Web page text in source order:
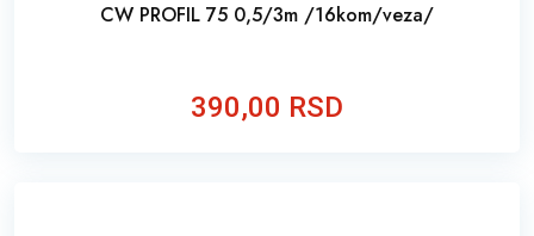
CW PROFIL 75 0,5/3m /16kom/veza/
390,00 RSD